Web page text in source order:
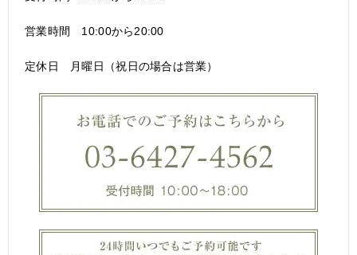
営業時間 10:00から20:00
定休日 月曜日（祝日の場合は営業）